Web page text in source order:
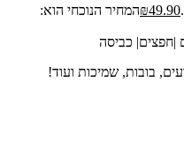
₪49.90
המחיר הנוכחי הוא:
|חפצים| כביסה
בובות, שמיכות ועוד!